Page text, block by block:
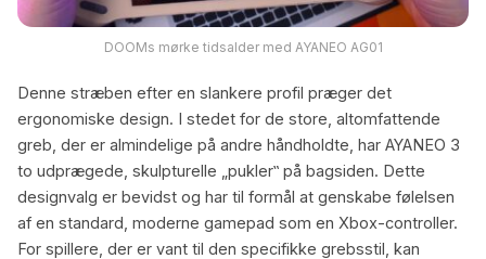
DOOMs mørke tidsalder med AYANEO AG01
Denne stræben efter en slankere profil præger det
ergonomiske design. I stedet for de store, altomfattende
greb, der er almindelige på andre håndholdte, har AYANEO 3
to udprægede, skulpturelle „pukler‟ på bagsiden. Dette
designvalg er bevidst og har til formål at genskabe følelsen
af en standard, moderne gamepad som en Xbox-controller.
For spillere, der er vant til den specifikke grebsstil, kan